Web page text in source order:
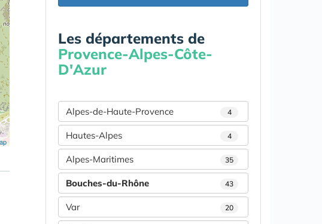
Les départements de
Provence-Alpes-Côte-
D'Azur
Alpes-de-Haute-Provence 4
Hautes-Alpes 4
Alpes-Maritimes 35
Bouches-du-Rhône 43
Var 20